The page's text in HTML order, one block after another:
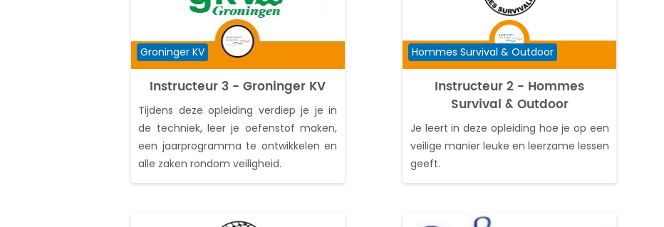
Instructeur 3 - Groninger KV
Cursuscategorie
Groninger KV
Tijdens deze opleiding verdiep je je in
de techniek, leer je oefenstof maken,
een jaarprogramma te ontwikkelen en
alle zaken rondom veiligheid.
Instructeur 2 - Hommes
Survival & Outdoor
Cursuscategorie
Hommes Survival & Outdoor
Je leert in deze opleiding hoe je op een
veilige manier leuke en leerzame lessen
geeft.